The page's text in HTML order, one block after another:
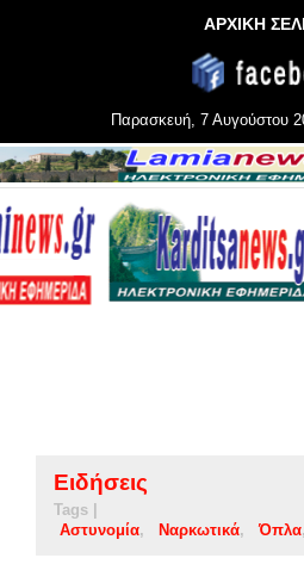
ΑΡΧΙΚΗ
Παρασκευή, 7 Αυγούστου
Ειδήσεις
Tags |
Αστυνομία
Ναρκωτικά Όπλα